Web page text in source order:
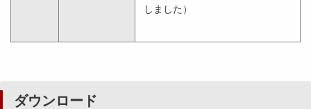
しました）
ダウンロード